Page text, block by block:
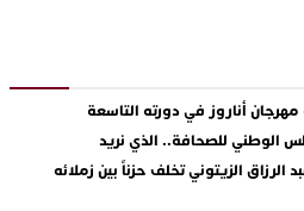
أناروز في دورته التاسعة
الوطني للصحافة.. الذي نريد
الرزاق الزيتوني تخلف حزناً بين زملائه